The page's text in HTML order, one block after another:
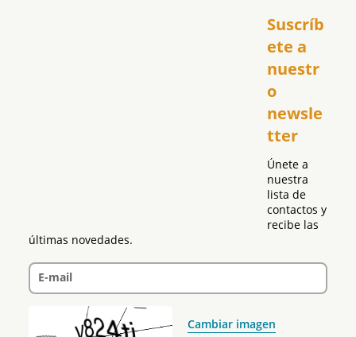
Suscríb
ete a
nuestr
o
newsle
tter
Únete a
nuestra
lista de
contactos y
recibe las
últimas novedades.
E-mail
Cambiar imagen